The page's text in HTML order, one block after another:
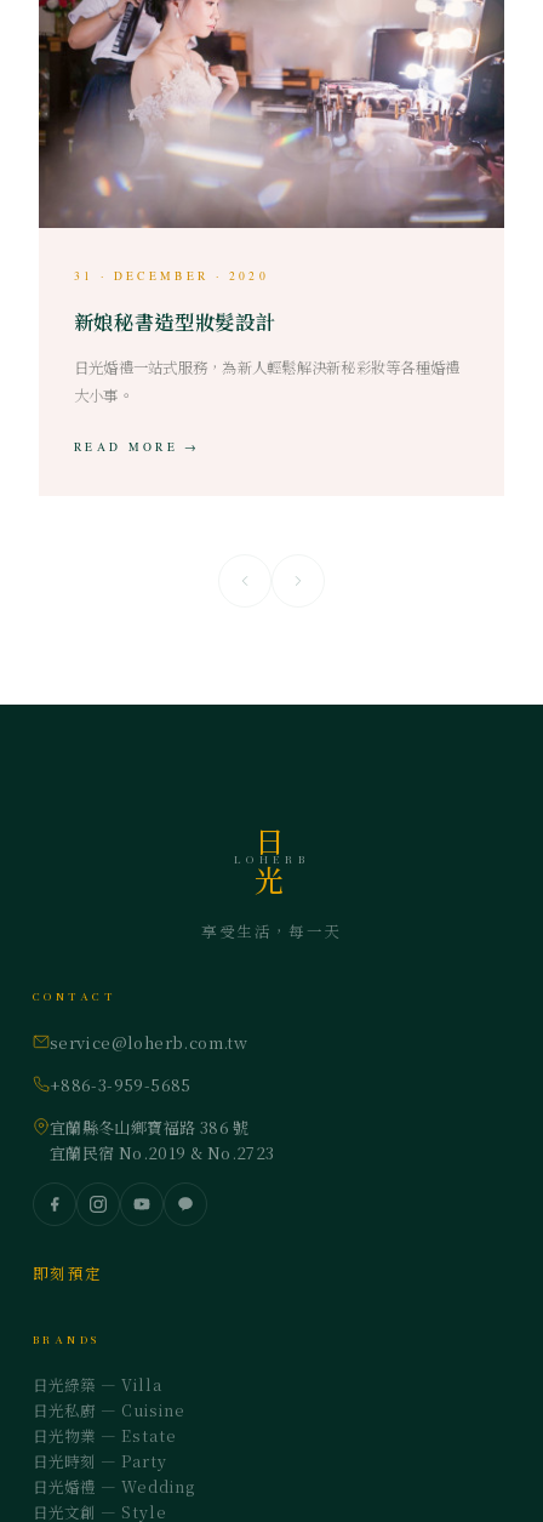
31 · DECEMBER · 2020
新娘秘書造型妝髮設計
日光婚禮一站式服務，為新人輕鬆解決新秘彩妝等各種婚禮
大小事。
READ MORE →
日
LOHERB
光
享受生活，每一天
CONTACT
service@loherb.com.tw
+886-3-959-5685
宜蘭縣冬山鄉寶福路 386 號
宜蘭民宿 No.2019 & No.2723
即刻預定
BRANDS
日光綠築 — Villa
日光私廚 — Cuisine
日光物業 — Estate
日光時刻 — Party
日光婚禮 — Wedding
日光文創 — Style